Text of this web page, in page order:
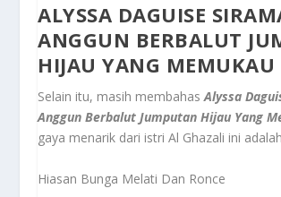
ALYSSA DAGUISE
ANGGUN BERBALUT
HIJAU YANG MEMUKAU
Selain itu, masih membahasAlyssa
Anggun Berbalut Jumputan Hijau Yang
gaya menarik dari istri Al Ghazali ini
Hiasan Bunga Melati Dan Ronce